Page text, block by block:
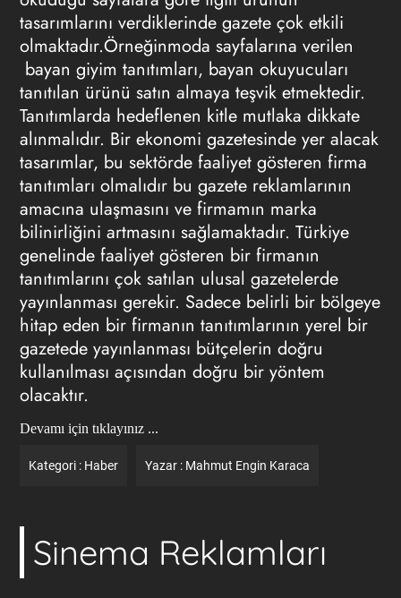
tasarımlarını verdiklerinde gazete çok etkili
olmaktadır.Örneğinmoda sayfalarına verilen
bayan giyim tanıtımları, bayan okuyucuları
tanıtılan ürünü satın almaya teşvik etmektedir.
Tanıtımlarda hedeflenen kitle mutlaka dikkate
alınmalıdır. Bir ekonomi gazetesinde yer alacak
tasarımlar, bu sektörde faaliyet gösteren firma
tanıtımları olmalıdır bu gazete reklamlarının
amacına ulaşmasını ve firmamın marka
bilinirliğini artmasını sağlamaktadır. Türkiye
genelinde faaliyet gösteren bir firmanın
tanıtımlarını çok satılan ulusal gazetelerde
yayınlanması gerekir. Sadece belirli bir bölgeye
hitap eden bir firmanın tanıtımlarının yerel bir
gazetede yayınlanması bütçelerin doğru
kullanılması açısından doğru bir yöntem
olacaktır.
Devamı için tıklayınız ...
Kategori : Haber Yazar : Mahmut Engin Karaca
Sinema Reklamları